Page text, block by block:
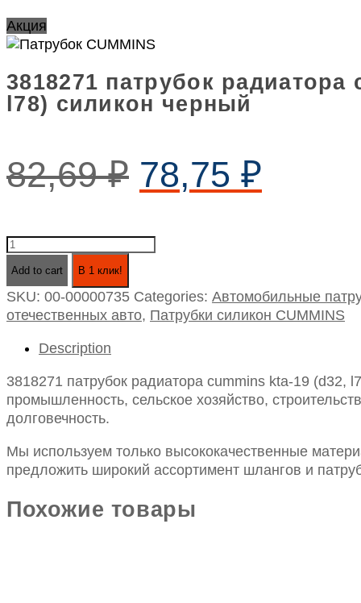
Акция
3818271 патрубок
l78) силикон черный
82,69₽ 78,75 ₽
3818271
cummins
kta-
(d32,
l78)
силикон
черный
quantity
Add to cart В 1 клик!
SKU: 00-00000735 Categories: Автомобильные
отечественных авто, Патрубки силикон CUMMINS
Description
3818271 патрубок радиатора cummins kta-19 (d32,
промышленность, сельское хозяйство,
долговечность.
Мы используем только высококачественные
предложить широкий ассортимент шлангов и
Похожие товары